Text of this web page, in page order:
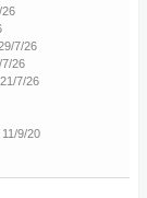
26
7/26
7/26
21/7/26
11/9/20